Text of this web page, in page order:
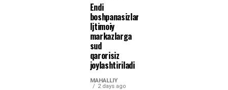
Endi
boshpanasizlar
Ijtimoiy
markazlarga
sud
qarorisiz
joylashtiriladi
MAHALLIY
2 days ago